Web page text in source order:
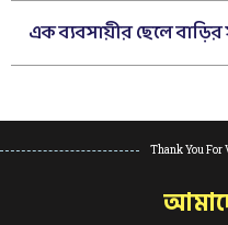
এক ব্যবসায়ীর ছেলে
Thank You For